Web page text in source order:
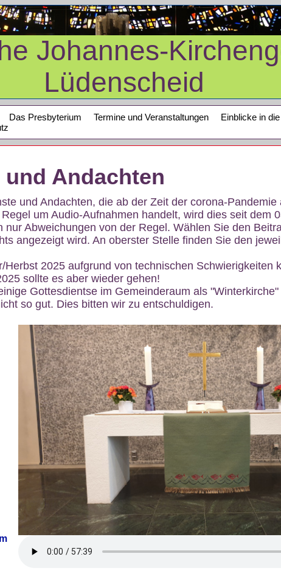
Johannes-
Lüdenscheid
Das Presbyterium Termine und Veranstaltungen Einblicke in
Andachten
und Andachten, die ab der Zeit der corona-
um Audio-Aufnahmen handelt, wird dies seit dem
nur Abweichungen von der Regel. Wählen Sie den
angezeigt wird. An oberster Stelle finden Sie den
2025 aufgrund von technischen Schwierigkeiten
sollte es aber wieder gehen!
Gottesdientse im Gemeinderaum als
so gut. Dies bitten wir zu entschuldigen.